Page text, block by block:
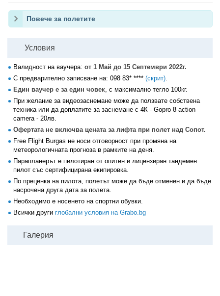
Повече за полетите
Условия
Валидност на ваучера: от 1 Май до 15 Септември 2022г.
С предварително записване на: 098 83* **** (скрит).
Един ваучер е за един човек, с максимално тегло 100кг.
При желание за видеозаснемане може да ползвате собствена
техника или да доплатите за заснемане с 4К - Gopro 8 action
camera - 20лв.
Офертата не включва цената за лифта при полет над Сопот.
Free Flight Burgas не носи отговорност при промяна на
метеорологичната прогноза в рамките на деня.
Парапланерът е пилотиран от опитен и лицензиран тандемен
пилот със сертифицирана екипировка.
По преценка на пилота, полетът може да бъде отменен и да бъде
насрочена друга дата за полета.
Необходимо е носенето на спортни обувки.
Всички други глобални условия на Grabo.bg
Галерия